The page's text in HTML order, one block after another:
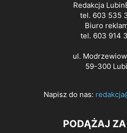
Redakcja
tel. 603 535
Biuro
tel. 603 914
ul.
59-300
Napisz do nas:
PODĄŻAJ